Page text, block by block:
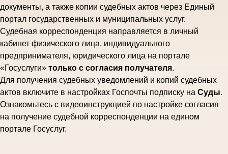
документы, а также копии судебных актов через Единый
портал государственных и муниципальных услуг.
Судебная корреспонденция направляется в личный
кабинет физического лица, индивидуального
предпринимателя, юридического лица на портале
«Госуслуги» только с согласия получателя.
Для получения судебных уведомлений и копий судебных
актов включите в настройках Госпочты подписку на Суды.
Ознакомьтесь с видеоинструкцией по настройке согласия
на получение судебной корреспонденции на едином
портале Госуслуг.